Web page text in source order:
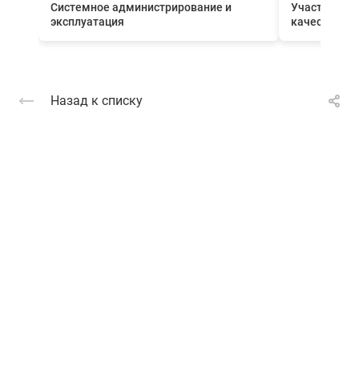
Системное администрирование и
эксплуатация
Участник
качества
Назад к списку